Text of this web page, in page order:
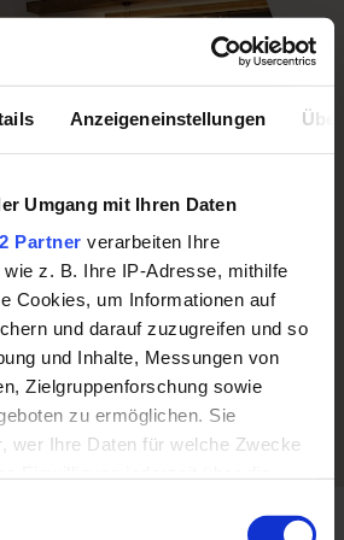
Anzeigeneinstellungen
Umgang mit Ihren Daten
Partner verarbeiten Ihre
z. B. Ihre IP-Adresse, mithilfe
Cookies, um Informationen auf
und darauf zuzugreifen und so
und Inhalte, Messungen von
Zielgruppenforschung sowie
zu ermöglichen. Sie
wer Ihre Daten für welche Zwecke
oder widerrufen
für 2 - 4 Personen